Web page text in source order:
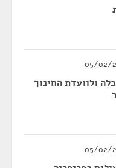
ולוועדת החינוך